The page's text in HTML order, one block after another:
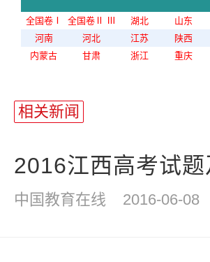
全国卷Ⅰ 全国卷Ⅱ 湖北 山东
河南
河北 江苏 陕西
内蒙古
甘肃 浙江 重庆
相关新闻
2016江西高考试
中国教育在线 2016-06-08